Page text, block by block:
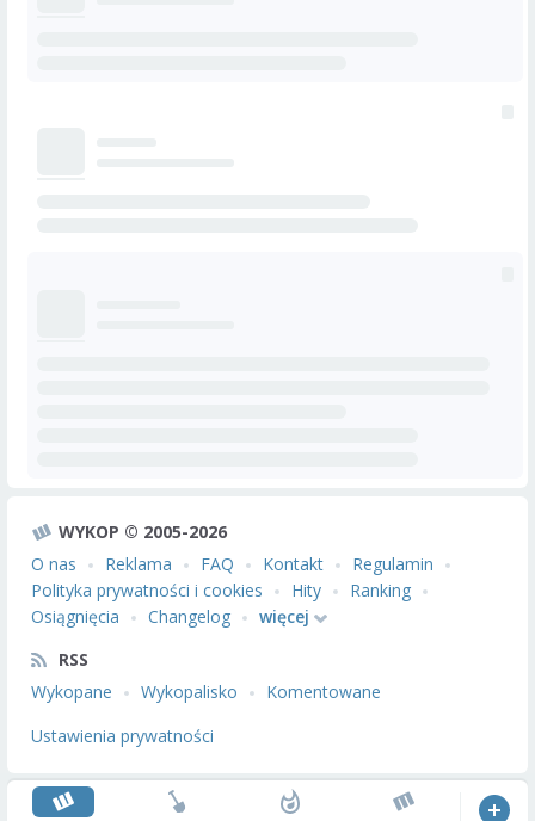
WYKOP © 2005-2026
O nas
Reklama FAQ Kontakt
Regulamin
Polityka prywatności i cookies
Hity
Ranking
Osiągnięcia
Changelog
więcej
RSS
Wykopane
Wykopalisko
Komentowane
Ustawienia prywatności